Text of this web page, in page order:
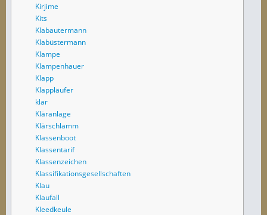
Kirjime
Kits
Klabautermann
Klabüstermann
Klampe
Klampenhauer
Klapp
Klappläufer
klar
Kläranlage
Klärschlamm
Klassenboot
Klassentarif
Klassenzeichen
Klassifikationsgesellschaften
Klau
Klaufall
Kleedkeule